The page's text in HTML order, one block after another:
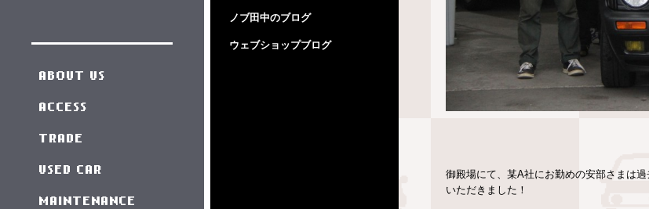
ノブ田中のブログ
ウェブショップブログ
御殿場にて、某A社にお勤めの安部さまは
いただきました！
ABOUT US
ACCESS
TRADE
USED CAR
MAINTENANCE